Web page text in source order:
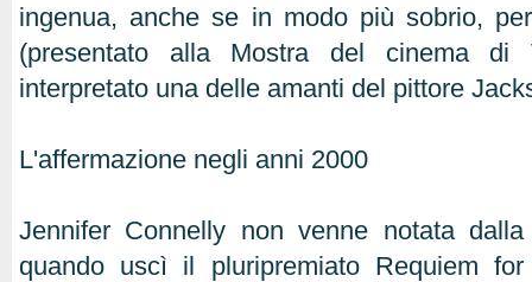
ingenua, anche se in modo più sobrio,
(presentato alla Mostra del cinema
interpretato una delle amanti del pittore
L'affermazione negli anni 2000
Jennifer Connelly non venne notata
quando uscì il pluripremiato Requiem